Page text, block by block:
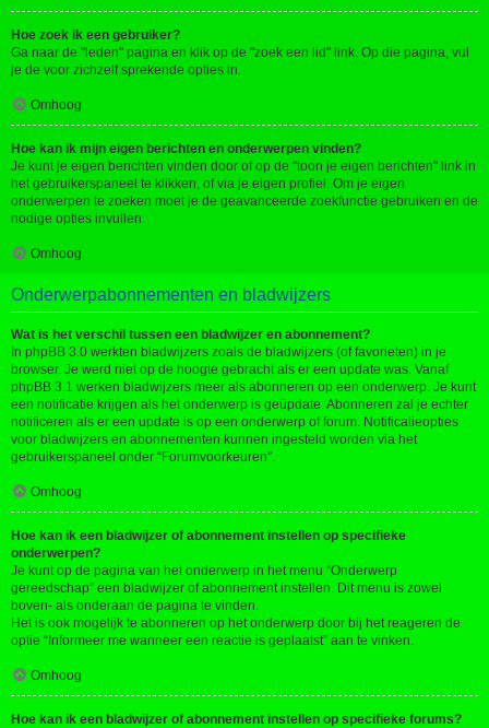
Hoe zoek ik een gebruiker?
Ga naar de "leden" pagina en klik op de "zoek een lid" link. Op die pagina, vul
je de voor zichzelf sprekende opties in.
Omhoog
Hoe kan ik mijn eigen berichten en onderwerpen vinden?
Je kunt je eigen berichten vinden door of op de "toon je eigen berichten" link in
het gebruikerspaneel te klikken, of via je eigen profiel. Om je eigen
onderwerpen te zoeken moet je de geavanceerde zoekfunctie gebruiken en de
nodige opties invullen.
Omhoog
Onderwerpabonnementen en bladwijzers
Wat is het verschil tussen een bladwijzer en abonnement?
In phpBB 3.0 werkten bladwijzers zoals de bladwijzers (of favorieten) in je
browser. Je werd niet op de hoogte gebracht als er een update was. Vanaf
phpBB 3.1 werken bladwijzers meer als abonneren op een onderwerp. Je kunt
een notificatie krijgen als het onderwerp is geüpdate. Abonneren zal je echter
notificeren als er een update is op een onderwerp of forum. Notificatieopties
voor bladwijzers en abonnementen kunnen ingesteld worden via het
gebruikerspaneel onder “Forumvoorkeuren”.
Omhoog
Hoe kan ik een bladwijzer of abonnement instellen op specifieke
onderwerpen?
Je kunt op de pagina van het onderwerp in het menu “Onderwerp
gereedschap” een bladwijzer of abonnement instellen. Dit menu is zowel
boven- als onderaan de pagina te vinden.
Het is ook mogelijk te abonneren op het onderwerp door bij het reageren de
optie “Informeer me wanneer een reactie is geplaatst” aan te vinken.
Omhoog
Hoe kan ik een bladwijzer of abonnement instellen op specifieke forums?